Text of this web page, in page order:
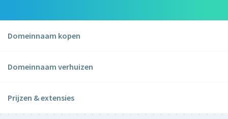
Domeinnaam kopen
Domeinnaam verhuizen
Prijzen & extensies